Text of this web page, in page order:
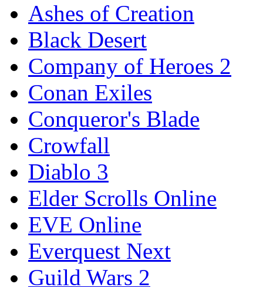
Ashes of Creation
Black Desert
Company of Heroes 2
Conan Exiles
Conqueror's Blade
Crowfall
Diablo 3
Elder Scrolls Online
EVE Online
Everquest Next
Guild Wars 2